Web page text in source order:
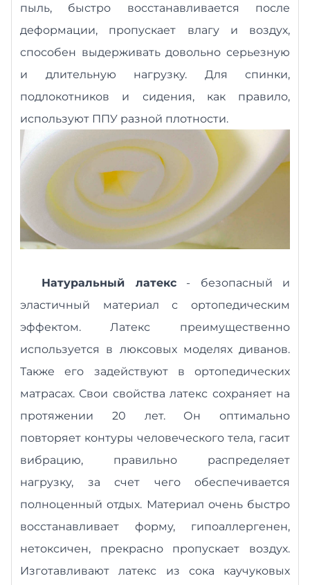
пыль, быстро восстанавливается после
деформации, пропускает влагу и воздух,
способен выдерживать довольно серьезную
и длительную нагрузку. Для спинки,
подлокотников и сидения, как правило,
используют ППУ разной плотности.
Натуральный латекс- безопасный и
эластичный материал с ортопедическим
эффектом.
Латекс преимущественно
используется в люксовых моделях диванов.
Также его задействуют в ортопедических
матрасах. Свои свойства латекс сохраняет на
протяжении 20 лет. Он оптимально
повторяет контуры человеческого тела, гасит
вибрацию, правильно распределяет
нагрузку, за счет чего обеспечивается
полноценный отдых. Материал очень быстро
восстанавливает форму, гипоаллергенен,
нетоксичен, прекрасно пропускает воздух.
Изготавливают латекс из сока каучуковых